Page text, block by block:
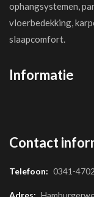
ophangsystemen,
vloerbedekking,
slaapcomfort.
Informatie
Contact
Telefoon: 0341-
Adres: